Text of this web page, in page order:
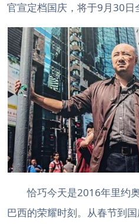
官宣定档国庆，将于9月30日
恰巧今天是2016年里约奥
巴西的荣耀时刻。从春节到